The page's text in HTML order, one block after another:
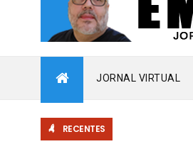
JORNAL VIRTUAL
RECENTES